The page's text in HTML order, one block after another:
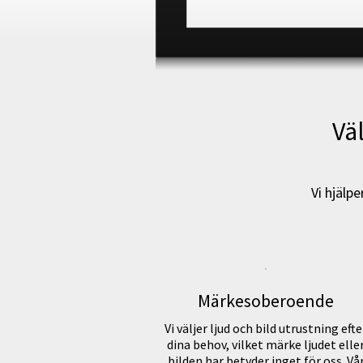
Vi
Märkesoberoende
Vi väljer ljud och bild utrustning
dina behov, vilket märke ljudet